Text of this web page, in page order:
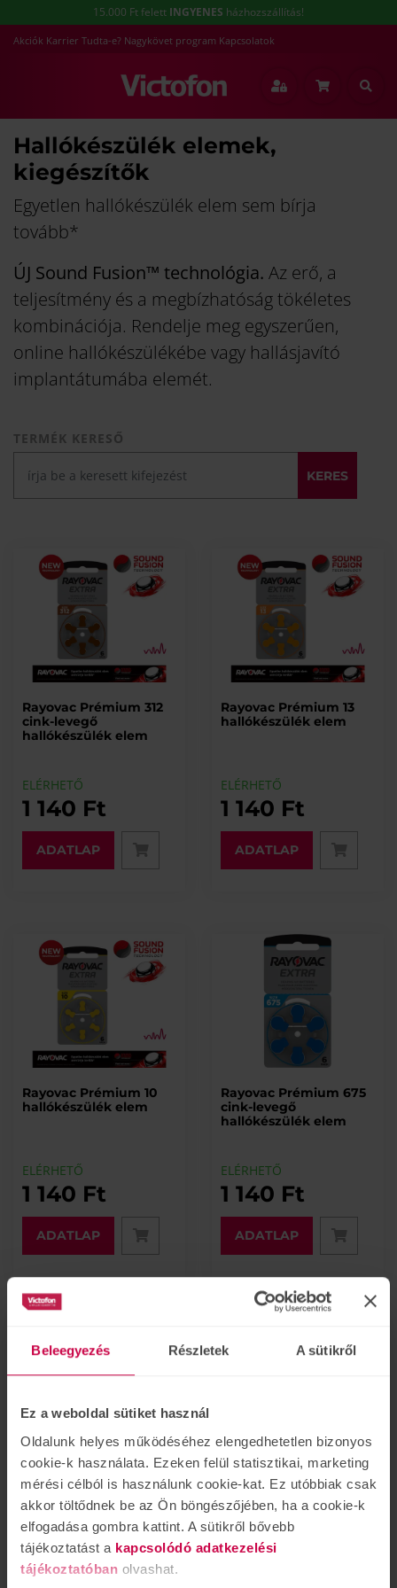
Beleegyezés Részletek A sütikről
Ez a weboldal sütiket használ
Oldalunk helyes működéséhez elengedhetetlen bizonyos
cookie-k használata. Ezeken felül statisztikai, marketing
mérési célból is használunk cookie-kat. Ez utóbbiak csak
akkor töltődnek be az Ön böngészőjében, ha a cookie-k
elfogadása gombra kattint. A sütikről bővebb
tájékoztatást a kapcsolódó adatkezelési
tájékoztatóban olvashat.
15.000 Ft felett INGYENES házhozszállítás!
Akciók Karrier Tudta-e? Nagykövet program Kapcsolatok
Hallókészülék elemek,
kiegészítők
Egyetlen hallókészülék elem sem bírja
tovább*
ÚJ Sound Fusion™ technológia. Az erő, a
teljesítmény és a megbízhatóság tökéletes
kombinációja. Rendelje meg egyszerűen,
online hallókészülékébe vagy hallásjavító
implantátumába elemét.
TERMÉK KERESŐ
KERES
Rayovac Prémium 312
cink-levegő
hallókészülék elem
ELÉRHETŐ
1 140 Ft
ADATLAP
Rayovac Prémium 13
hallókészülék elem
ELÉRHETŐ
1 140 Ft
ADATLAP
Rayovac Prémium 10
hallókészülék elem
ELÉRHETŐ
1 140 Ft
ADATLAP
Rayovac Prémium 675
cink-levegő
hallókészülék elem
ELÉRHETŐ
1 140 Ft
ADATLAP
Rayovac elemtartó
ELÉRHETŐ
1 200 Ft
Rayovac digitális
elemteszter
NINCS RAKTÁRON